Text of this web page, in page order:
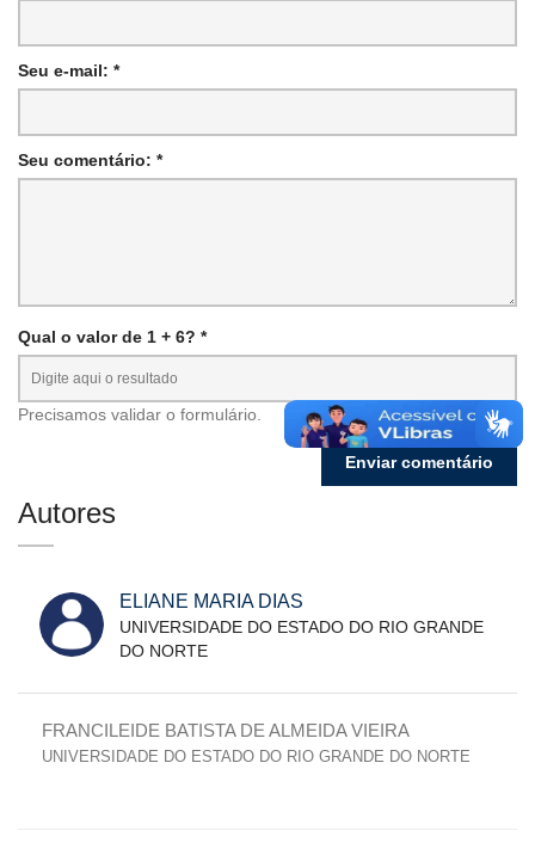
Seu e-mail: *
Seu comentário: *
Qual o valor de 1 + 6? *
Precisamos validar o formulário.
Autores
ELIANE MARIA DIAS
UNIVERSIDADE DO ESTADO DO RIO GRANDE
DO NORTE
FRANCILEIDE BATISTA DE ALMEIDA VIEIRA
UNIVERSIDADE DO ESTADO DO RIO GRANDE DO NORTE